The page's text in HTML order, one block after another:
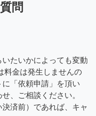
問
たいかによっても変動
料金は発生しませんの
「依頼申請」を頂い
、ご相談ください。
済前）であれば、キャ